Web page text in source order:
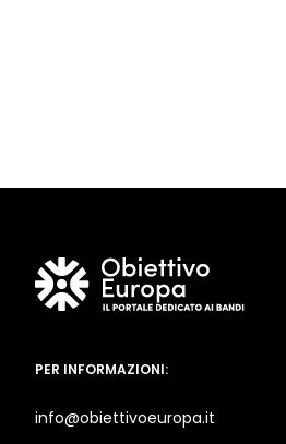
PER INFORMAZIONI:
info@obiettivoeuropa.it